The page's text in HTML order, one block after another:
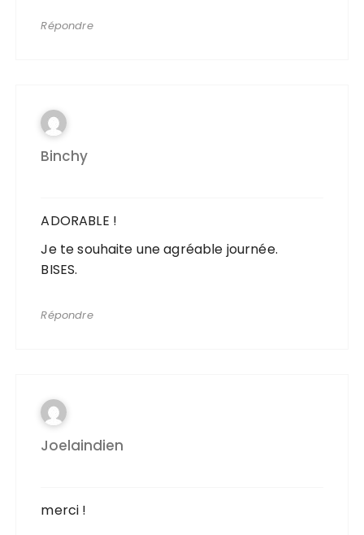
Répondre
Binchy
ADORABLE !
Je te souhaite une agréable journée.
BISES.
Répondre
Joelaindien
merci !